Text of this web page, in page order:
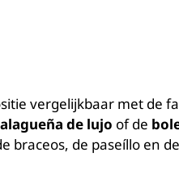
vergelijkbaar met de
de lujo of de
braceos, de paseíllo en